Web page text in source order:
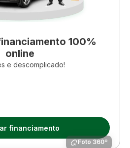
100%
online
e descomplicado!
financiamento
Foto 360º